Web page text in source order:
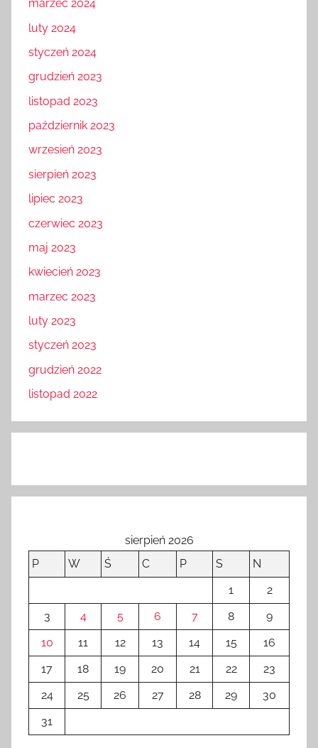
marzec 2024
luty 2024
styczeń 2024
grudzień 2023
listopad 2023
październik 2023
wrzesień 2023
sierpień 2023
lipiec 2023
czerwiec 2023
maj 2023
kwiecień 2023
marzec 2023
luty 2023
styczeń 2023
grudzień 2022
listopad 2022
sierpień 2026
P
W Ś C P S
N
1
2
3
4 5 6 7 8
9
10
11 12 13 14 15
16
17
18 19 20 21 22
23
24
25 26 27 28 29
30
31